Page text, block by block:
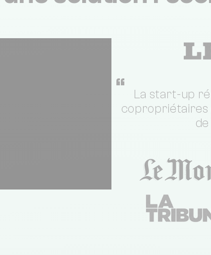
“
La start-up
copropriétaires